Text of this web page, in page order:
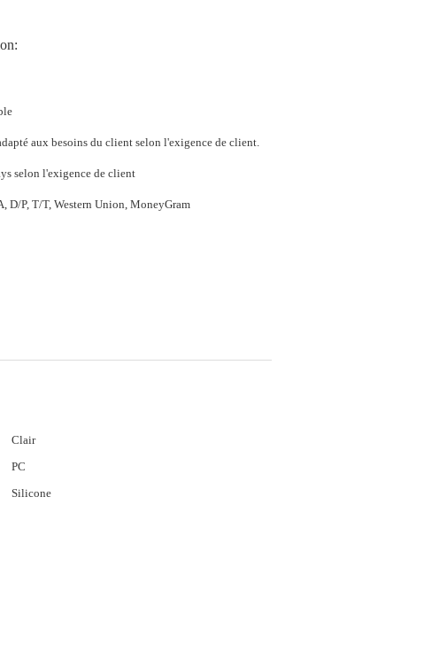
aux besoins du client selon l'exigence de client.
selon l'exigence de client
D/P, T/T, Western Union, MoneyGram
Clair
PC
Silicone